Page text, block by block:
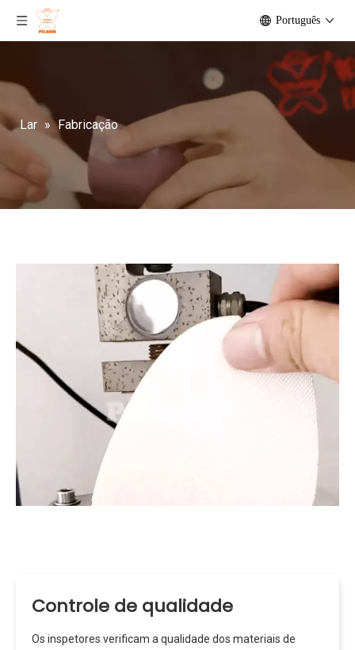
Português
Lar » Fabricação
Controle de qualidade
Os inspetores verificam a qualidade dos materiais de